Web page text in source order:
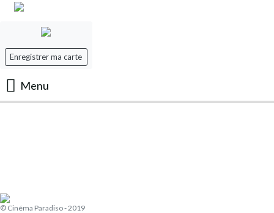
Enregistrer ma carte
Menu
© Cinéma Paradiso - 2019